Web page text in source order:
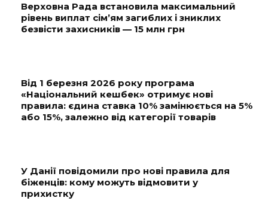
Верховна Рада встановила максимальний
рівень виплат сім’ям загиблих і зниклих
безвісти захисників — 15 млн грн
Від 1 березня 2026 року програма
«Національний кешбек» отримує нові
правила: єдина ставка 10% замінюється на 5%
або 15%, залежно від категорії товарів
У Данії повідомили про нові правила для
біженців: кому можуть відмовити у
прихистку